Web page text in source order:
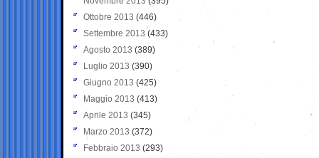
Ottobre 2013 (446)
Settembre 2013 (433)
Agosto 2013 (389)
Luglio 2013 (390)
Giugno 2013 (425)
Maggio 2013 (413)
Aprile 2013 (345)
Marzo 2013 (372)
Febbraio 2013 (293)